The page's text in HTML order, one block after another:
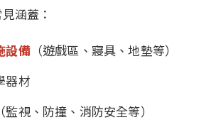
涵蓋：
設備（遊戲區、寢具、地墊等）
器材
（監視、防撞、消防安全等）